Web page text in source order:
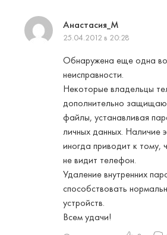
Анастасия_М
25.04.2012 в 20:28
Обнаружена еще одна
неисправности.
Некоторые владельцы
дополнительно
файлы, устанавливая
личных данных. Наличие
иногда приводит к тому,
не видит телефон.
Удаление внутренних
способствовать
устройств.
Всем удачи!